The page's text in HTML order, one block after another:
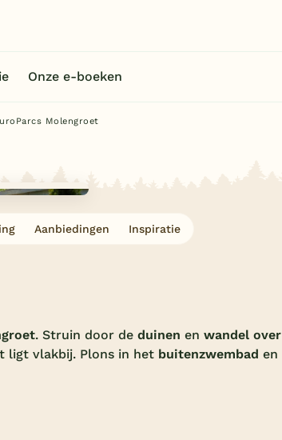
Onze e-boeken
Molengroet
Aanbiedingen Inspiratie
. Struin door de duinen en wandel over
ligt vlakbij. Plons in het buitenzwembad en